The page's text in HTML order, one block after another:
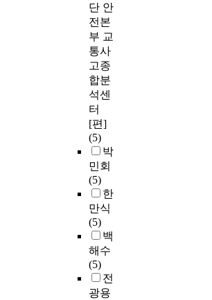
단 안
전본
부 교
통사
고종
합분
석센
터
[편]
(5)
박
민회
(5)
한
만식
(5)
백
해수
(5)
전
광용